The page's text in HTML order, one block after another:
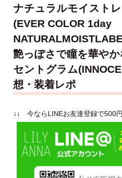
ナチュラルモイスト
(EVER COLOR 1day
艶っぽさで瞳を華や
セントグラム
想・装着レポ
↓↓ 今ならLINEお友達登録で500